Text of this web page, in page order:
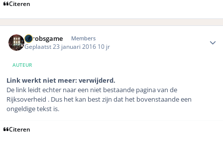
Citeren
eurobsgame Members
Geplaatst23 januari 2016 10 jr
AUTEUR
Link werkt niet meer: verwijderd.
De link leidt echter naar een niet bestaande pagina van de
Rijksoverheid . Dus het kan best zijn dat het bovenstaande een
ongeldige tekst is.
Citeren